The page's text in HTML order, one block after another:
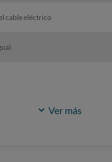
cable eléctrico
Ver más